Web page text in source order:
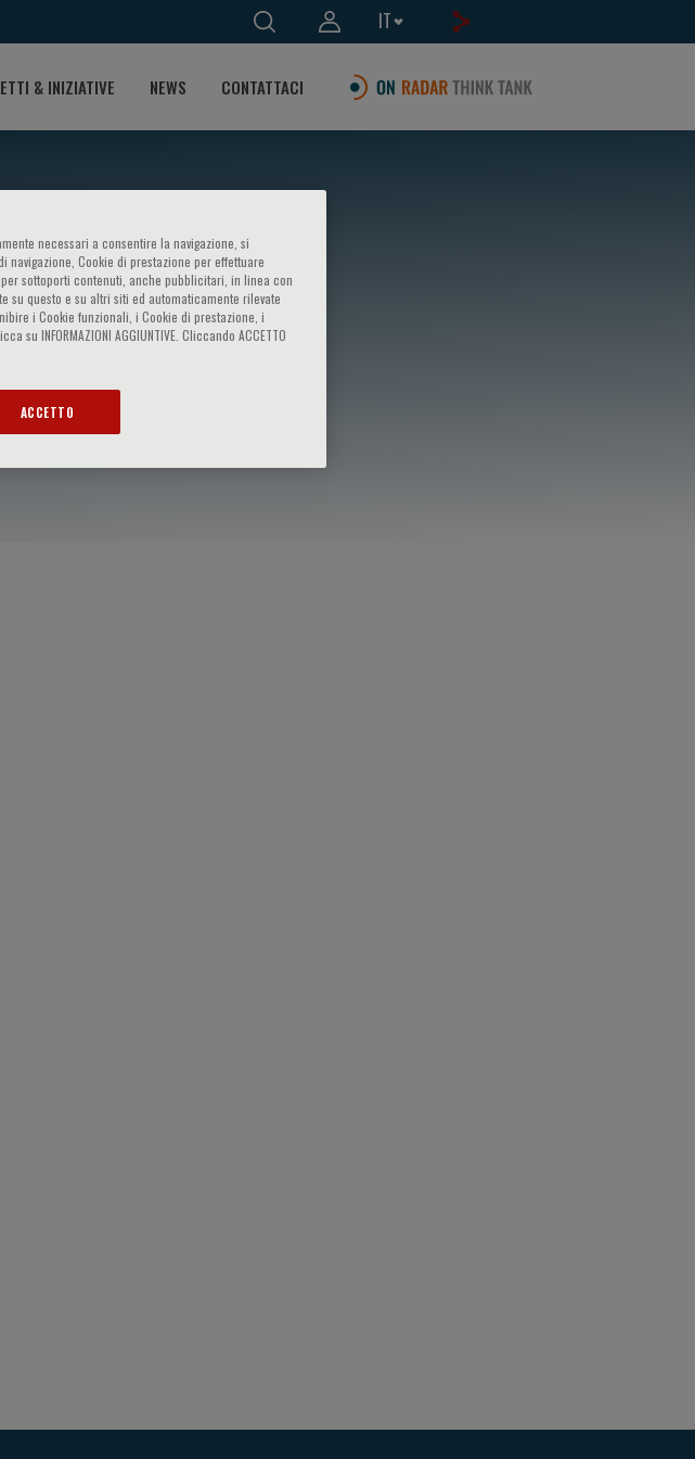
IT
& INIZIATIVE NEWS CONTATTACI
necessari a consentire la navigazione, si
Cookie di prestazione per effettuare
sottoporti contenuti, anche pubblicitari, in linea con
su questo e su altri siti ed automaticamente rilevate
i Cookie funzionali, i Cookie di prestazione, i
INFORMAZIONI AGGIUNTIVE. Cliccando ACCETTO
ACCETTO